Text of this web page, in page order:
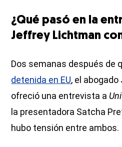
¿Qué pasó en la
Jeffrey Lichtman
Dos semanas después de
detenida en EU, el
ofreció una entrevista a
la presentadora Satcha
hubo tensión entre ambos.